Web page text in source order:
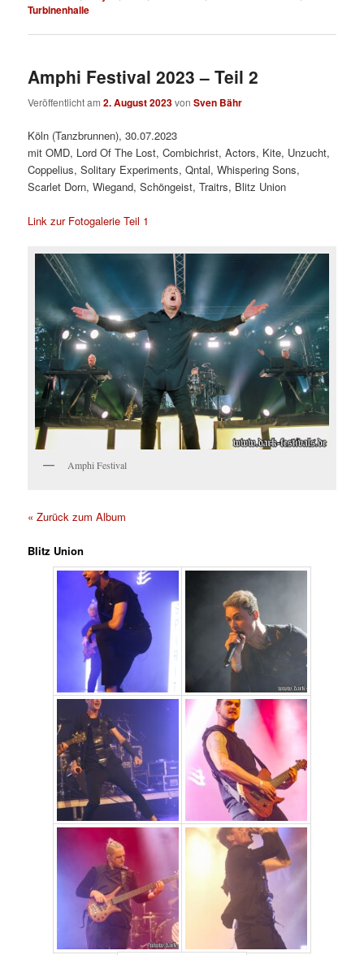
Turbinenhalle
Amphi Festival 2023 – Teil 2
Veröffentlicht am2. August 2023vonSven Bähr
Köln (Tanzbrunnen), 30.07.2023
mit OMD, Lord Of The Lost, Combichrist, Actors, Kite, Unzucht,
Coppelius, Solitary Experiments, Qntal, Whispering Sons,
Scarlet Dorn, Wiegand, Schöngeist, Traitrs, Blitz Union
Link zur Fotogalerie Teil 1
Amphi Festival
« Zurück zum Album
Blitz Union